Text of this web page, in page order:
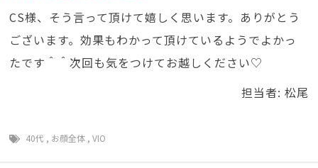
CS様、そう言って頂けて嬉しく思います。ありがとう
ございます。効果もわかって頂けているようでよかっ
たです＾＾次回も気をつけてお越しください♡
担当者: 松尾
40代 , お顔全体 ,VIO